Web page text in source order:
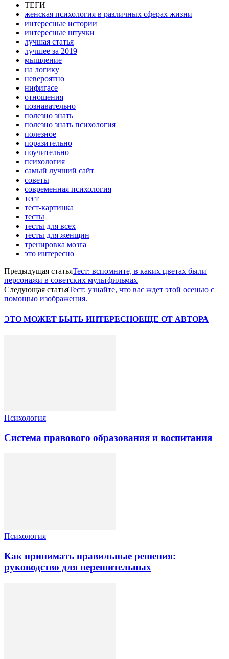
ТЕГИ
женская психология в различных сферах жизни
интересные истории
интересные штучки
лучшая статья
лучшее за 2019
мышление
на логику
невероятно
нифигасе
отношения
познавательно
полезно знать
полезно знать психология
полезное
поразительно
поучительно
психология
самый лучший сайт
советы
современная психология
тест
тест-картинка
тесты
тесты для всех
тесты для женщин
тренировка мозга
это интересно
Предыдущая статьяТест: вспомните, в каких цветах были
персонажи в советских мультфильмах
Следующая статьяТест: узнайте, что вас ждет этой осенью с
помощью изображения.
ЭТО МОЖЕТ БЫТЬ ИНТЕРЕСНОЕЩЕ ОТ АВТОРА
Психология
Система правового образования и воспитания
Психология
Как принимать правильные решения:
руководство для нерешительных